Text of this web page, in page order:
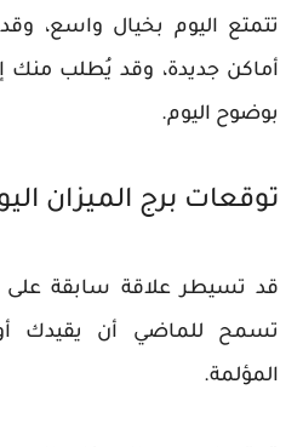
تتمتع اليوم بخيال واسع،
أماكن جديدة، وقد يُطلب منك
بوضوح اليوم.
توقعات برج الميزان
قد تسيطر علاقة سابقة على
تسمح للماضي أن يقيدك
المؤلمة.